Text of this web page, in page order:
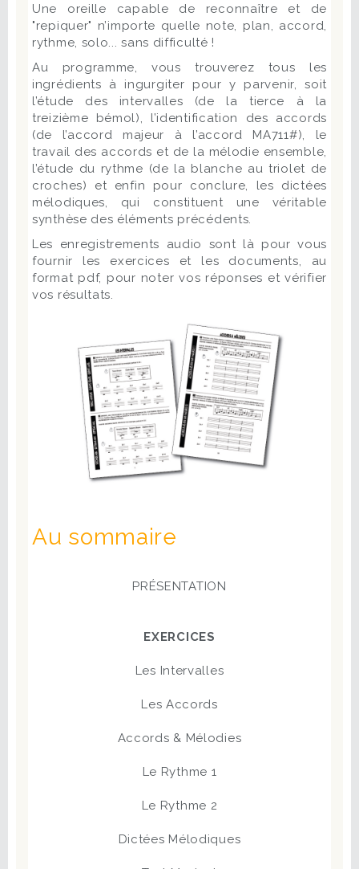
Une oreille capable de reconnaître et de
"repiquer" n’importe quelle note, plan, accord,
rythme, solo... sans difficulté !
Au programme, vous trouverez tous les
ingrédients à ingurgiter pour y parvenir, soit
l’étude des intervalles (de la tierce à la
treizième bémol), l’identification des accords
(de l’accord majeur à l’accord MA711#), le
travail des accords et de la mélodie ensemble,
l’étude du rythme (de la blanche au triolet de
croches) et enfin pour conclure, les dictées
mélodiques, qui constituent une véritable
synthèse des éléments précédents.
Les enregistrements audio sont là pour vous
fournir les exercices et les documents, au
format pdf, pour noter vos réponses et vérifier
vos résultats.
Au sommaire
PRÉSENTATION
EXERCICES
Les Intervalles
Les Accords
Accords & Mélodies
Le Rythme 1
Le Rythme 2
Dictées Mélodiques